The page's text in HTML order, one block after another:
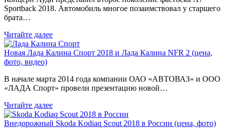
Sportback 2018. Автомобиль многое позаимствовал у старшего
брата…
Читайте далее
Новая Лада Калина Спорт 2018 и Лада Калина NFR 2 (цена,
фото, видео)
В начале марта 2014 года компании ОАО «АВТОВАЗ» и ООО
«ЛАДА Спорт» провели презентацию новой…
Читайте далее
Внедорожный Skoda Kodiaq Scout 2018 в России (цена, фото)